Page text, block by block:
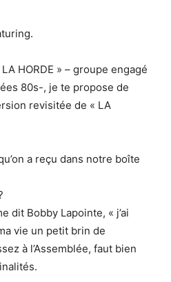
HORDE » – groupe engagé
80s-, je te propose de
revisitée de « LA
a reçu dans notre boîte
dit Bobby Lapointe, « j’ai
vie un petit brin de
à l’Assemblée, faut bien